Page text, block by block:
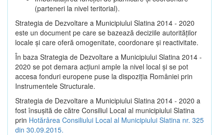
(parteneri la nivel teritorial).
Strategia de Dezvoltare a Municipiului Slatina 2014 - 2020
este un document pe care se bazează deciziile autorităţilor
locale şi care oferă omogenitate, coordonare şi reactivitate.
În baza Strategia de Dezvoltare a Municipiului Slatina 2014 -
2020 se pot demara acţiuni ample la nivel local şi se pot
accesa fonduri europene puse la dispoziţia României prin
Instrumentele Structurale.
Strategia de Dezvoltare a Municipiului Slatina 2014 - 2020 a
fost însuşită de către Consiliul Local al municipiului Slatina
prin Hotărârea Consiliului Local al Municipiului Slatina nr. 325
din 30.09.2015.